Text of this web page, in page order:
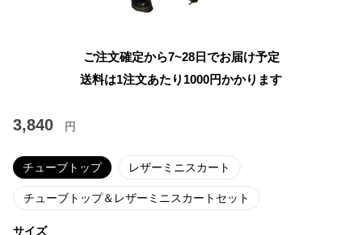
ご注文確定から7~28日でお届け予定
送料は1注文あたり 1000円かかります
3,840 円
チューブトップ レザーミニスカート
チューブトップ＆レザーミニスカートセット
サイズ